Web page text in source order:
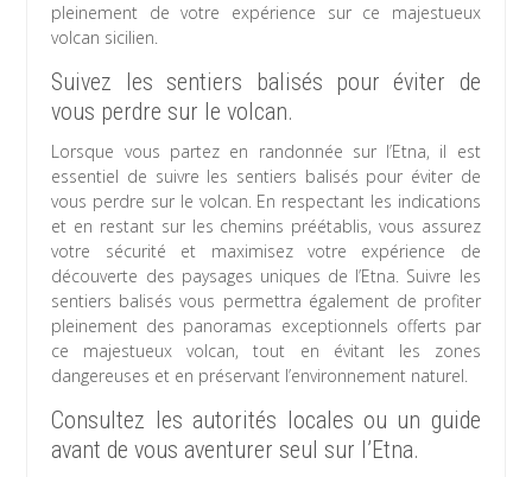
pleinement de votre expérience sur ce majestueux
volcan sicilien.
Suivez les sentiers balisés pour éviter de
vous perdre sur le volcan.
Lorsque vous partez en randonnée sur l’Etna, il est
essentiel de suivre les sentiers balisés pour éviter de
vous perdre sur le volcan. En respectant les indications
et en restant sur les chemins préétablis, vous assurez
votre sécurité et maximisez votre expérience de
découverte des paysages uniques de l’Etna. Suivre les
sentiers balisés vous permettra également de profiter
pleinement des panoramas exceptionnels offerts par
ce majestueux volcan, tout en évitant les zones
dangereuses et en préservant l’environnement naturel.
Consultez les autorités locales ou un guide
avant de vous aventurer seul sur l’Etna.